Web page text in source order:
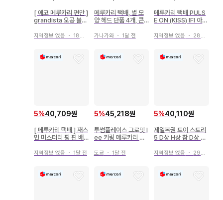
[ 에코 메루카리 편만 ]
grandista 오공 블랙
지역정보 없음 ・ 18일 전
메루카리 택배, 별 모
양 헤드 단품 4개, 콘
가나가와・ 1달 전
메루카리 택배 PULS
E ON (KISS) IFI 아크
지역정보 없음 ・ 28일 전
5%40,709원
[ 메루카리 택배 ] 재스
민 미스터리 핑 핀 배
지역정보 없음 ・ 1달 전
5%45,218원
투썸플레이스 그로밋 l
ee 키링 메루카리 최
도쿄 ・ 1달 전
5%40,110원
제일복권 토이 스토리
5 D상 H상 참 D상 내
대응
지역정보 없음 ・ 29일 전